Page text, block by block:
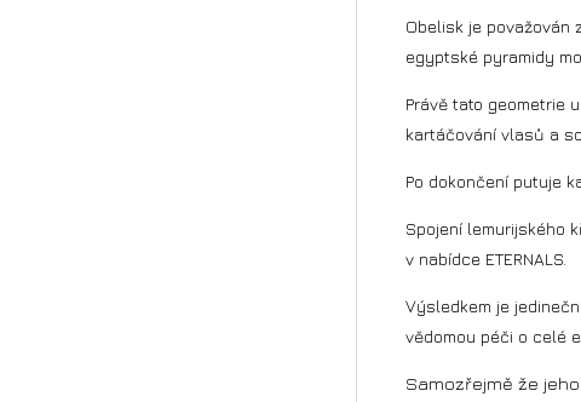
Obelisk je považován
egyptské pyramidy
Právě tato geometrie
kartáčování vlasů a
Po dokončení putuje
Spojení lemurijského
v nabídce ETERNALS.
Výsledkem je
vědomou péči o celé
Samozřejmě že